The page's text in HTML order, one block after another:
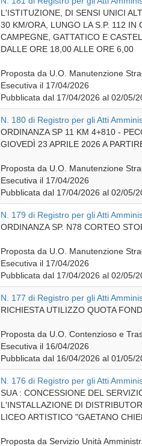
L'ISTITUZIONE, DI SENSI UNICI
30 KM/ORA, LUNGO LA S.P. 112 IN
CAMPEGNE, GATTATICO E
DALLE ORE 18,00 ALLE ORE 6,00
Proposta da U.O. Manutenzione
Esecutiva il 17/04/2026
Pubblicata dal 17/04/2026 al 02/05/
N. 180 di Registro per gli Atti
ORDINANZA SP 11 KM 4+810 -
GIOVEDÌ 23 APRILE 2026 A
Proposta da U.O. Manutenzione
Esecutiva il 17/04/2026
Pubblicata dal 17/04/2026 al 02/05/
N. 179 di Registro per gli Atti
ORDINANZA SP. N78 CORTEO
Proposta da U.O. Manutenzione
Esecutiva il 17/04/2026
Pubblicata dal 17/04/2026 al 02/05/
N. 177 di Registro per gli Atti
RICHIESTA UTILIZZO QUOTA
Proposta da U.O. Contenzioso e
Esecutiva il 16/04/2026
Pubblicata dal 16/04/2026 al 01/05/
N. 176 di Registro per gli Atti
SUA : CONCESSIONE DEL
L'INSTALLAZIONE DI
LICEO ARTISTICO "GAETANO
Proposta da Servizio Unità